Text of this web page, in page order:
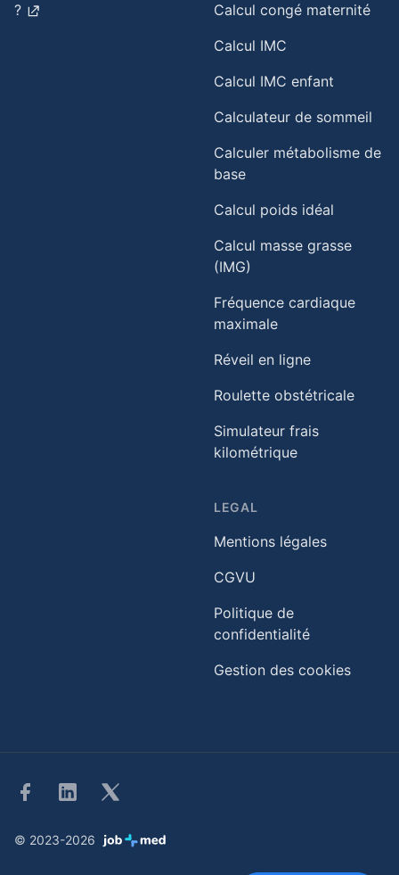
?
Calcul congé maternité
Calcul IMC
Calcul IMC enfant
Calculateur de sommeil
Calculer métabolisme de
base
Calcul poids idéal
Calcul masse grasse
(IMG)
Fréquence cardiaque
maximale
Réveil en ligne
Roulette obstétricale
Simulateur frais
kilométrique
LEGAL
Mentions légales
CGVU
Politique de
confidentialité
Gestion des cookies
FacebookLinkedinTwitter
© 2023-2026